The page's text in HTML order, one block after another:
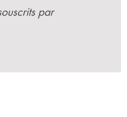
par